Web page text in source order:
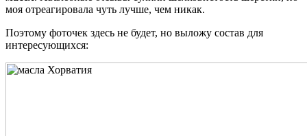
моя отреагировала чуть лучше, чем никак.
Поэтому фоточек здесь не будет, но выложу состав для
интересующихся: